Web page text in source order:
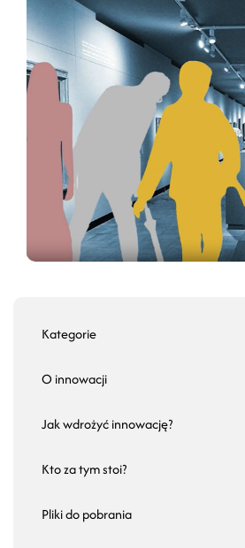
Kategorie
O innowacji
Jak wdrożyć innowację?
Kto za tym stoi?
Pliki do pobrania